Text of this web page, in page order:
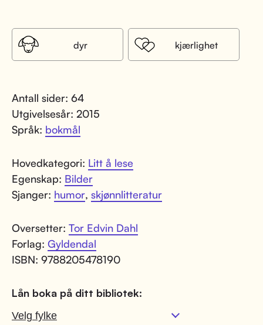
dyr kjærlighet
Antall sider: 64
Utgivelsesår: 2015
Språk: bokmål
Hovedkategori: Litt å lese
Egenskap: Bilder
Sjanger: humor, skjønnlitteratur
Oversetter: Tor Edvin Dahl
Forlag: Gyldendal
ISBN: 9788205478190
Lån boka på ditt bibliotek: